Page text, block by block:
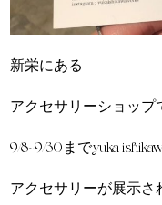
新栄にある
アクセサリーショップ
9/8~9/30までyuka
アクセサリーが展示さ